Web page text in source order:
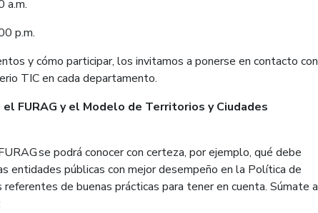
a.m.
p.m.
y cómo participar, los invitamos a ponerse en contacto con
TIC en cada departamento.
FURAG y el Modelo de Territorios y Ciudades
se podrá conocer con certeza, por ejemplo, qué debe
entidades públicas con mejor desempeño en la Política de
de buenas prácticas para tener en cuenta. Súmate a